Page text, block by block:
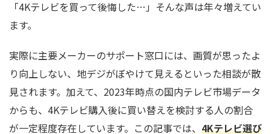
「4Kテレビを買って後悔した…」そんな声は年々増えてい
ます。
実際に主要メーカーのサポート窓口には、画質が思ったよ
り向上しない、地デジがぼやけて見えるといった相談が散
見されます。加えて、2023年時点の国内テレビ市場データ
からも、4Kテレビ購入後に買い替えを検討する人の割合
が一定程度存在しています。この記事では、 4Kテレビ選び